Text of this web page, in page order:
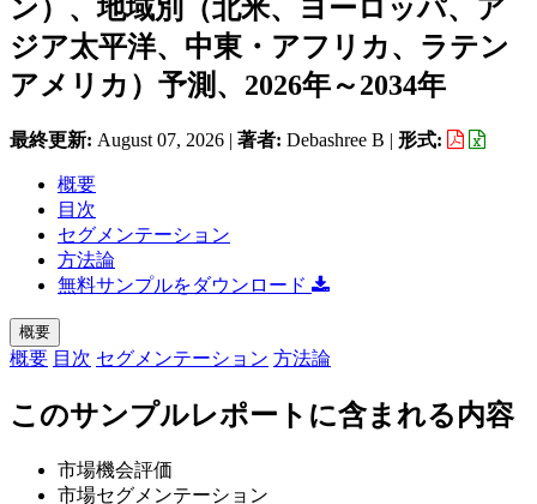
ン）、地域別（北米、ヨーロッパ、ア
ジア太平洋、中東・アフリカ、ラテン
アメリカ）予測、2026年～2034年
最終更新: August 07, 2026 | 著者: Debashree B | 形式:
概要
目次
セグメンテーション
方法論
無料サンプルをダウンロード
概要
概要 目次 セグメンテーション 方法論
このサンプルレポートに含まれる内容
市場機会評価
市場セグメンテーション